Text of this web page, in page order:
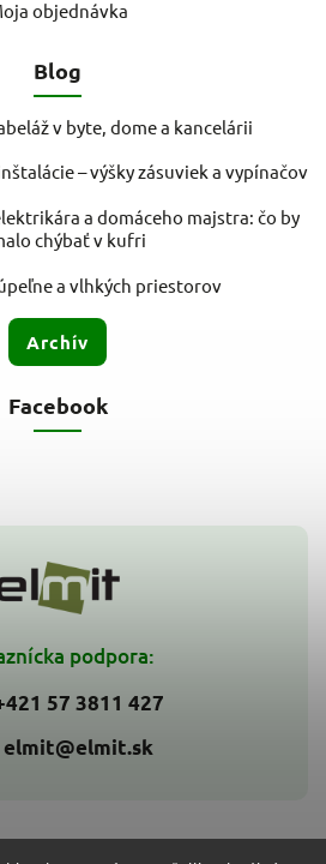
podpora:
57 3811 427
elmit@elmit.sk
objednávka
Blog
v byte, dome a kancelárii
– výšky zásuviek a vypínačov
a domáceho majstra: čo by
chýbať v kufri
a vlhkých priestorov
Archív
Facebook